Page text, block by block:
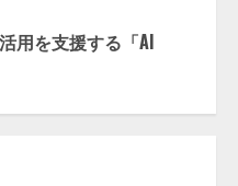
用を支援する「AI